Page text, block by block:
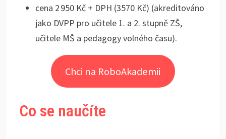
cena 2 950 Kč + DPH (3570 Kč) (akreditováno
jako DVPP pro učitele 1. a 2. stupně ZŠ,
učitele MŠ a pedagogy volného času).
Chci na RoboAkademii
Co se naučíte